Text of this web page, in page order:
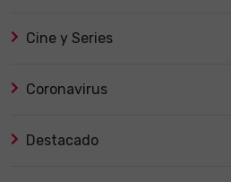
Cine y Series
Coronavirus
Destacado